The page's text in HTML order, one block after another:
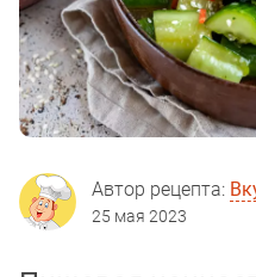
Автор рецепта:
25 мая 2023